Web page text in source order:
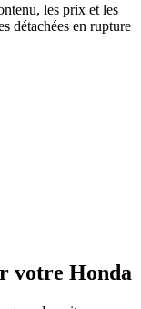
les prix et les
détachées en rupture
votre Honda